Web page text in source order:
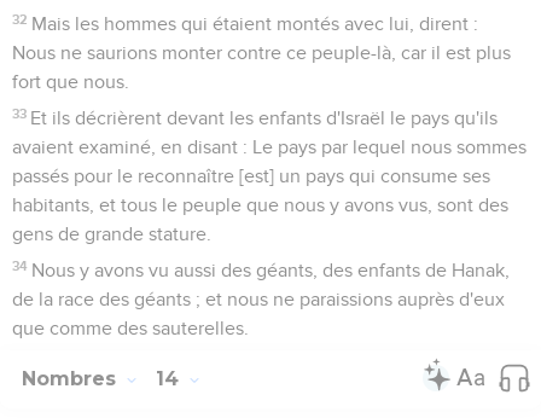
32 Mais les hommes qui étaient montés avec lui, dirent :
Nous ne saurions monter contre ce peuple-là, car il est plus
fort que nous.
33 Et ils décrièrent devant les enfants d'Israël le pays qu'ils
avaient examiné, en disant : Le pays par lequel nous sommes
passés pour le reconnaître [est] un pays qui consume ses
habitants, et tous le peuple que nous y avons vus, sont des
gens de grande stature.
34 Nous y avons vu aussi des géants, des enfants de Hanak,
de la race des géants ; et nous ne paraissions auprès d'eux
que comme des sauterelles.
Nombres 14